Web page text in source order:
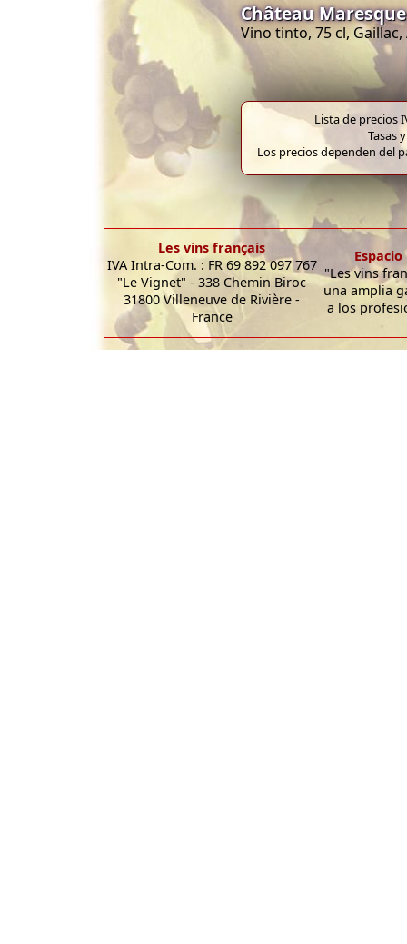
Château
Vino tinto, 75 cl, Gaillac,
Lista de precios
Tasas
Los precios dependen del
Les vins français
IVA Intra-Com. : FR 69 892 097 767
"Le Vignet" - 338 Chemin Biroc
31800 Villeneuve de Rivière -
France
"Les vins
una amplia
a los